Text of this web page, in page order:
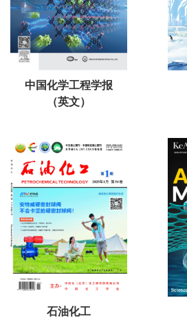
中国化学工程学报
（英文）
石油化工